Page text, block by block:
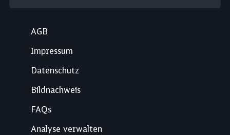
AGB
Impressum
Datenschutz
Bildnachweis
FAQs
Analyse verwalten